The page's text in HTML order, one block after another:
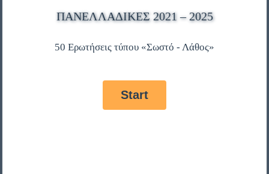
ΠΑΝΕΛΛΑΔΙΚΈΣ 2021 – 2025
50 Ερωτήσεις τύπου «Σωστό - Λάθος»